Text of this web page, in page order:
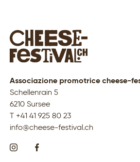
Associazione promotrice cheese-
Schellenrain 5
6210 Sursee
T +41 41 925 80 23
info@cheese-festival.ch